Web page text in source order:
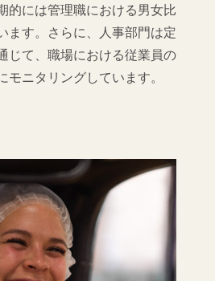
的には管理職における男女比
ます。さらに、人事部門は定
じて、職場における従業員の
ニタリングしています。